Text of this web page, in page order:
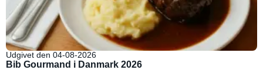
Udgivet den 04-08-2026
Bib Gourmand i Danmark 2026